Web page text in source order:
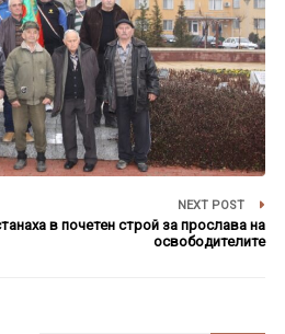
NEXT POST
в почетен строй за прослава на
освободителите